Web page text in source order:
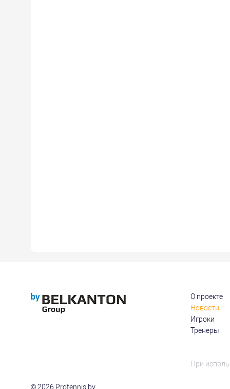
О проекте
Новости
Игроки
Тренеры
При
© 2026 Protennis.by